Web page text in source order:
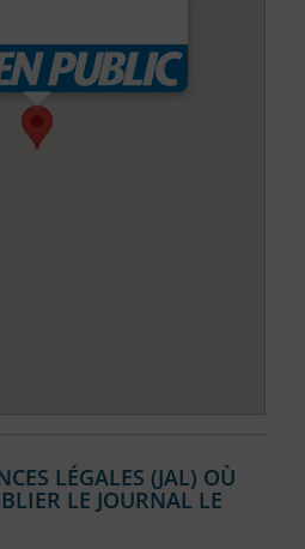
LÉGALES (JAL) OÙ
LE JOURNAL LE